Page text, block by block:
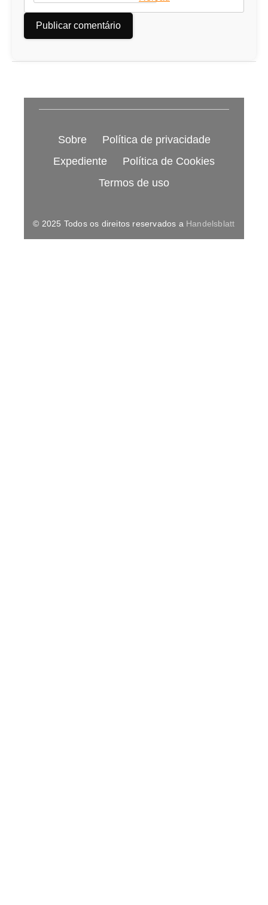
Sobre
Política de privacidade
Expediente
Política de Cookies
Termos de uso
© 2025 Todos os direitos reservados a Handelsblatt